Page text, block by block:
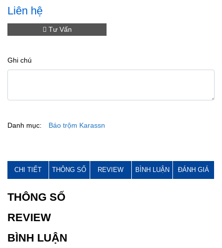
Liên hệ
Tư Vấn
Ghi chú
Danh mục: Báo trộm Karassn
CHI TIẾT THÔNG SỐ REVIEW BÌNH LUẬN ĐÁNH GIÁ
THÔNG SỐ
REVIEW
BÌNH LUẬN